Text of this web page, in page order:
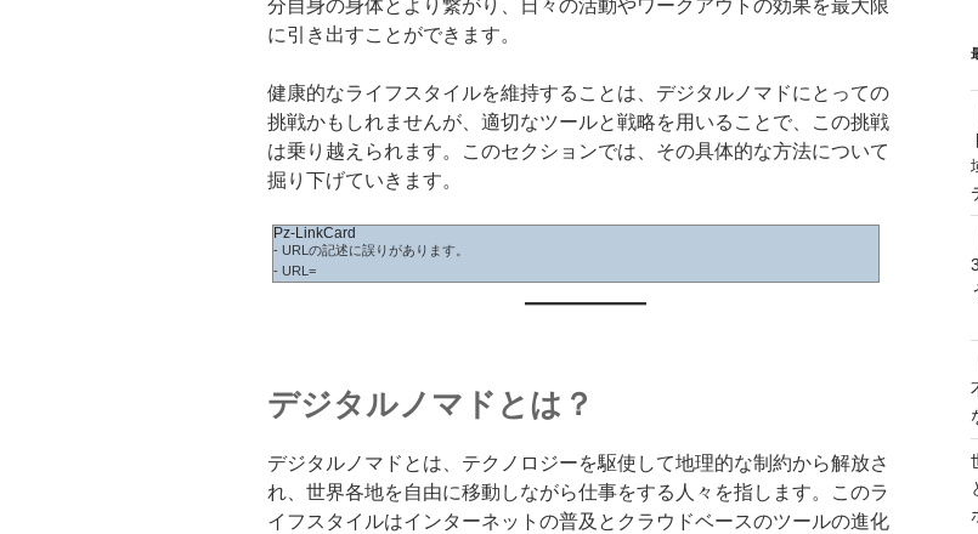
分自身の身体とより繋がり、日々の活動やワークアウトの効果を最大限
に引き出すことができます。
健康的なライフスタイルを維持することは、デジタルノマドにとっての
挑戦かもしれませんが、適切なツールと戦略を用いることで、この挑戦
は乗り越えられます。このセクションでは、その具体的な方法について
掘り下げていきます。
Pz-LinkCard
- URLの記述に誤りがあります。
- URL=
デジタルノマドとは？
デジタルノマドとは、テクノロジーを駆使して地理的な制約から解放さ
れ、世界各地を自由に移動しながら仕事をする人々を指します。このラ
イフスタイルはインターネットの普及とクラウドベースのツールの進化